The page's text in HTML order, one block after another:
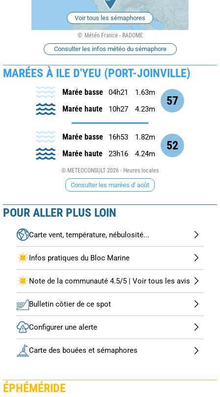
Voir tous les sémaphores
Météo France - RADOME
Consulter les infos météo du sémaphore
MARÉES À ILE D'YEU (PORT-JOINVILLE)
57
Marée basse 04h21 1.63m
Marée haute 10h27 4.23m
52
Marée basse 16h53 1.82m
Marée haute 23h16 4.24m
© METEOCONSULT 2026 - Heures locales
Consulter les marées d' août
POUR ALLER PLUS LOIN
Carte vent, température, nébulosité...
Infos pratiques du Bloc Marine
Note de la communauté 4.5/5 | Voir tous les avis
Bulletin côtier de ce spot
Configurer une alerte
Carte des bouées et sémaphores
ÉPHÉMÉRIDE